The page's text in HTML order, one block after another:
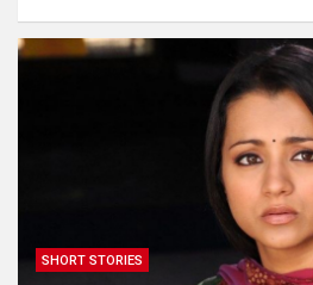
SHORT STORIES